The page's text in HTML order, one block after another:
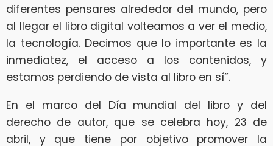
diferentes pensares alrededor del mundo, pero
al llegar el libro digital volteamos a ver el medio,
la tecnología. Decimos que lo importante es la
inmediatez, el acceso a los contenidos, y
estamos perdiendo de vista al libro en sí”.
En el marco del Día mundial del libro y del
derecho de autor, que se celebra hoy, 23 de
abril, y que tiene por objetivo promover la